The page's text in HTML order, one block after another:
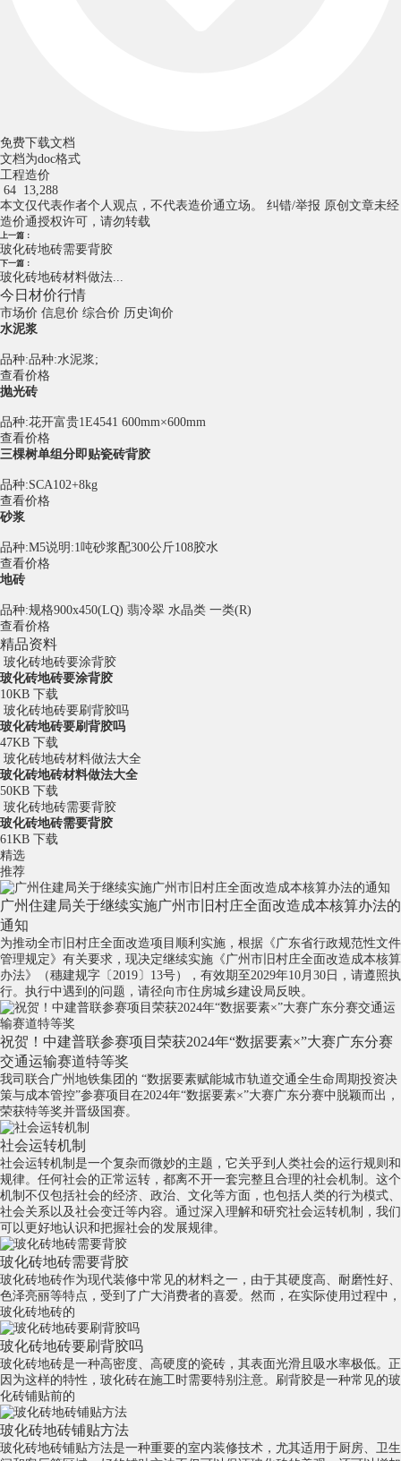
免费下载文档
文档为doc格式
工程造价
64 13,288
本文仅代表作者个人观点，不代表造价通立场。 纠错/举报 原创文章未经
造价通授权许可，请勿转载
上一篇：
玻化砖地砖需要背胶
下一篇：
玻化砖地砖材料做法...
今日材价行情
市场价 信息价 综合价 历史询价
水泥浆
品种:品种:水泥浆;
查看价格
抛光砖
品种:花开富贵1E4541 600mm×600mm
查看价格
三棵树单组分即贴瓷砖背胶
品种:SCA102+8kg
查看价格
砂浆
品种:M5说明:1吨砂浆配300公斤108胶水
查看价格
地砖
品种:规格900x450(LQ) 翡冷翠 水晶类 一类(R)
查看价格
精品资料
玻化砖地砖要涂背胶
玻化砖地砖要涂背胶
10KB 下载
玻化砖地砖要刷背胶吗
玻化砖地砖要刷背胶吗
47KB 下载
玻化砖地砖材料做法大全
玻化砖地砖材料做法大全
50KB 下载
玻化砖地砖需要背胶
玻化砖地砖需要背胶
61KB 下载
精选
推荐
广州住建局关于继续实施广州市旧村庄全面改造成本核算办法的
通知
为推动全市旧村庄全面改造项目顺利实施，根据《广东省行政规范性文件
管理规定》有关要求，现决定继续实施《广州市旧村庄全面改造成本核算
办法》（穗建规字〔2019〕13号），有效期至2029年10月30日，请遵照执
行。执行中遇到的问题，请径向市住房城乡建设局反映。
祝贺！中建普联参赛项目荣获2024年“数据要素×”大赛广东分赛
交通运输赛道特等奖
我司联合广州地铁集团的 “数据要素赋能城市轨道交通全生命周期投资决
策与成本管控”参赛项目在2024年“数据要素×”大赛广东分赛中脱颖而出，
荣获特等奖并晋级国赛。
社会运转机制
社会运转机制是一个复杂而微妙的主题，它关乎到人类社会的运行规则和
规律。任何社会的正常运转，都离不开一套完整且合理的社会机制。这个
机制不仅包括社会的经济、政治、文化等方面，也包括人类的行为模式、
社会关系以及社会变迁等内容。通过深入理解和研究社会运转机制，我们
可以更好地认识和把握社会的发展规律。
玻化砖地砖需要背胶
玻化砖地砖作为现代装修中常见的材料之一，由于其硬度高、耐磨性好、
色泽亮丽等特点，受到了广大消费者的喜爱。然而，在实际使用过程中，
玻化砖地砖的
玻化砖地砖要刷背胶吗
玻化砖地砖是一种高密度、高硬度的瓷砖，其表面光滑且吸水率极低。正
因为这样的特性，玻化砖在施工时需要特别注意。刷背胶是一种常见的玻
化砖铺贴前的
玻化砖地砖铺贴方法
玻化砖地砖铺贴方法是一种重要的室内装修技术，尤其适用于厨房、卫生